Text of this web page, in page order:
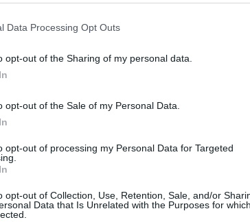
Data Processing Opt Outs
opt-out of the Sharing of my personal data.
opt-out of the Sale of my Personal Data.
opt-out of processing my Personal Data for Targeted
opt-out of Collection, Use, Retention, Sale, and/or
Data that Is Unrelated with the Purposes for
ΝΗΣΑΚΙ
ΚΕΝΤΡΟ ΥΓΕΙΑΣ, ΜΕΣΣΑΡΙΑ,
ΑΓ.ΠΑΡΑΣΚΕΥΗ ΚΑΡΟΥΣΑΔΩΝ, ΑΓ.ΙΩΑΝΝΗΣ
ΑΝΩ ΓΑΡΟΥΝΑ, ΚΑΤΩ ΓΑΡΟΥΝΑ,
ΜΕΣΗΣ
τη συντομότερη επανηλεκτροδότηση,
ότι σε όλη την προγραμματισμένη